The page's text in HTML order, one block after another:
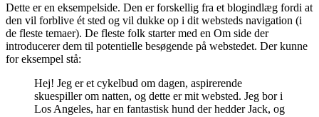
Dette er en eksempelside. Den er forskellig fra et blogindlæg fordi at
den vil forblive ét sted og vil dukke op i dit websteds navigation (i
de fleste temaer). De fleste folk starter med en Om side der
introducerer dem til potentielle besøgende på webstedet. Der kunne
for eksempel stå:
Hej! Jeg er et cykelbud om dagen, aspirerende
skuespiller om natten, og dette er mit websted. Jeg bor i
Los Angeles, har en fantastisk hund der hedder Jack, og